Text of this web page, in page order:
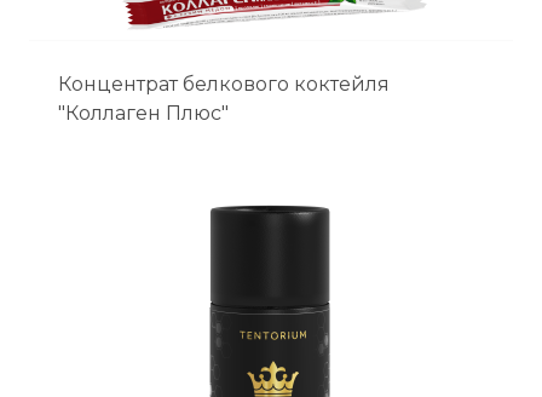
Концентрат белкового коктейля
"Коллаген Плюс"